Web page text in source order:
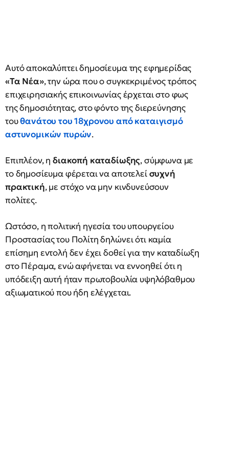
Αυτό αποκαλύπτει δημοσίευμα της εφημερίδας
«Τα Νέα», την ώρα που ο συγκεκριμένος τρόπος
επιχειρησιακής επικοινωνίας έρχεται στο φως
της δημοσιότητας, στο φόντο της διερεύνησης
τουθανάτου του 18χρονου απόκαταιγισμό
αστυνομικών πυρών.
Επιπλέον, ηδιακοπή καταδίωξης, σύμφωνα με
το δημοσίευμα φέρεται να αποτελείσυχνή
πρακτική, με στόχο να μην κινδυνεύσουν
πολίτες.
Ωστόσο, η πολιτική ηγεσία του υπουργείου
Προστασίας του Πολίτη δηλώνει ότι καμία
επίσημη εντολή δεν έχει δοθεί για την καταδίωξη
στο Πέραμα, ενώ αφήνεται να εννοηθεί ότι η
υπόδειξη αυτή ήταν πρωτοβουλία υψηλόβαθμου
αξιωματικού που ήδη ελέγχεται.